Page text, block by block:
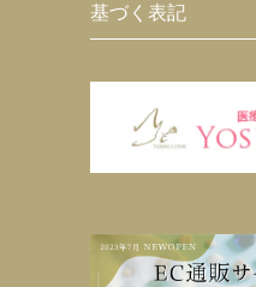
基づく表記